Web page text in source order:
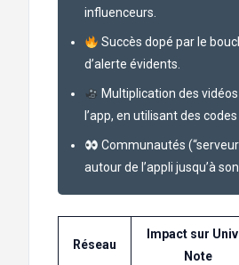
influenceurs.
Succès dopé par le
d’alerte évidents.
Multiplication des
l’app, en utilisant des
Communautés
autour de l’appli jusqu’à
Réseau
Impact sur
Note